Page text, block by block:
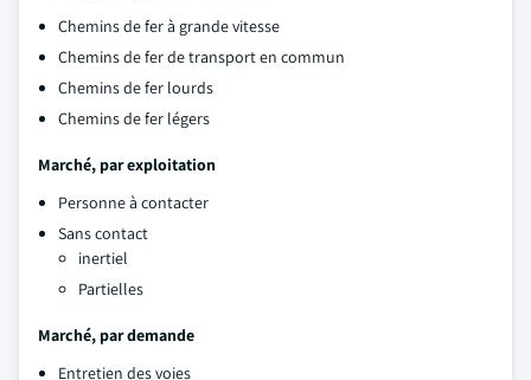
Chemins de fer à grande vitesse
Chemins de fer de transport en commun
Chemins de fer lourds
Chemins de fer légers
Marché, par exploitation
Personne à contacter
Sans contact
inertiel
Partielles
Marché, par demande
Entretien des voies